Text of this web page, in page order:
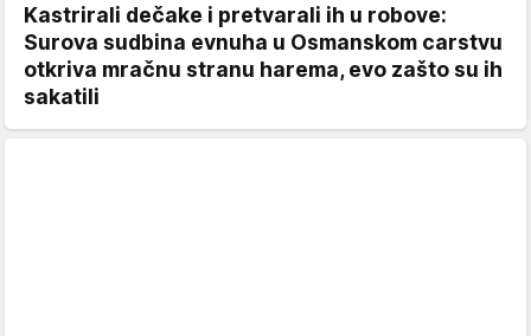
Kastrirali dečake i pretvarali ih u robove:
Surova sudbina evnuha u Osmanskom carstvu
otkriva mračnu stranu harema, evo zašto su ih
sakatili